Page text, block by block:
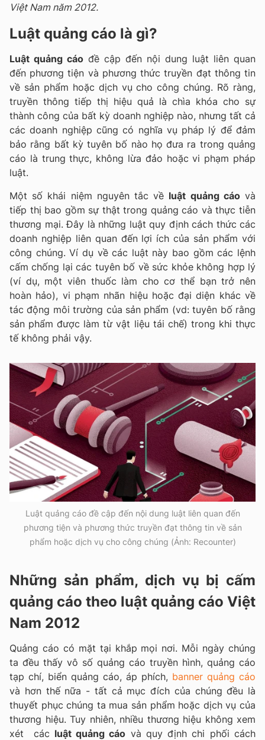
Việt Nam năm 2012.
Luật quảng cáo là gì?
Luật quảng cáo đề cập đến nội dung luật liên quan
đến phương tiện và phương thức truyền đạt thông tin
về sản phẩm hoặc dịch vụ cho công chúng. Rõ ràng,
truyền thông tiếp thị hiệu quả là chìa khóa cho sự
thành công của bất kỳ doanh nghiệp nào, nhưng tất cả
các doanh nghiệp cũng có nghĩa vụ pháp lý để đảm
bảo rằng bất kỳ tuyên bố nào họ đưa ra trong quảng
cáo là trung thực, không lừa đảo hoặc vi phạm pháp
luật.
Một số khái niệm nguyên tắc về luật quảng cáovà
tiếp thị bao gồm sự thật trong quảng cáo và thực tiễn
thương mại. Đây là những luật quy định cách thức các
doanh nghiệp liên quan đến lợi ích của sản phẩm với
công chúng. Ví dụ về các luật này bao gồm các lệnh
cấm chống lại các tuyên bố về sức khỏe không hợp lý
(ví dụ, một viên thuốc làm cho cơ thể bạn trở nên
hoàn hảo), vi phạm nhãn hiệu hoặc đại diện khác về
tác động môi trường của sản phẩm (vd: tuyên bố rằng
sản phẩm được làm từ vật liệu tái chế) trong khi thực
tế không phải vậy.
Luật quảng cáo đề cập đến nội dung luật liên quan đến
phương tiện và phương thức truyền đạt thông tin về sản
phẩm hoặc dịch vụ cho công chúng (Ảnh: Recounter)
Những sản phẩm, dịch vụ bị cấm
quảng cáo theo luật quảng cáo Việt
Nam 2012
Quảng cáo có mặt tại khắp mọi nơi. Mỗi ngày chúng
ta đều thấy vô số quảng cáo truyền hình, quảng cáo
tạp chí, biển quảng cáo, áp phích, banner quảng cáo
và hơn thế nữa - tất cả mục đích của chúng đều là
thuyết phục chúng ta mua sản phẩm hoặc dịch vụ của
thương hiệu. Tuy nhiên, nhiều thương hiệu không xem
xét các luật quảng cáo và quy định chi phối cách